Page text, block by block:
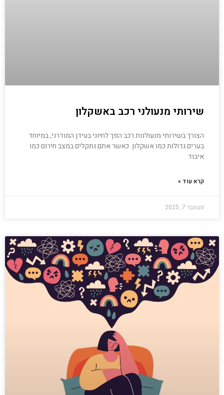
שירותי מנעולני רכב באשקלון
הצורך בשירותי מנעולנות רכב הפך לחיוני בעידן המודרני, במיוחד
בערים גדולות כמו אשקלון. כאשר אתם נתקלים במצב חירום כמו
איבוד
קרא עוד »
נובמבר 7, 2025